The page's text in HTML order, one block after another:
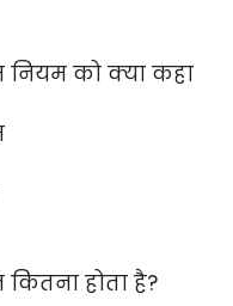
को क्या कहा
होता है?